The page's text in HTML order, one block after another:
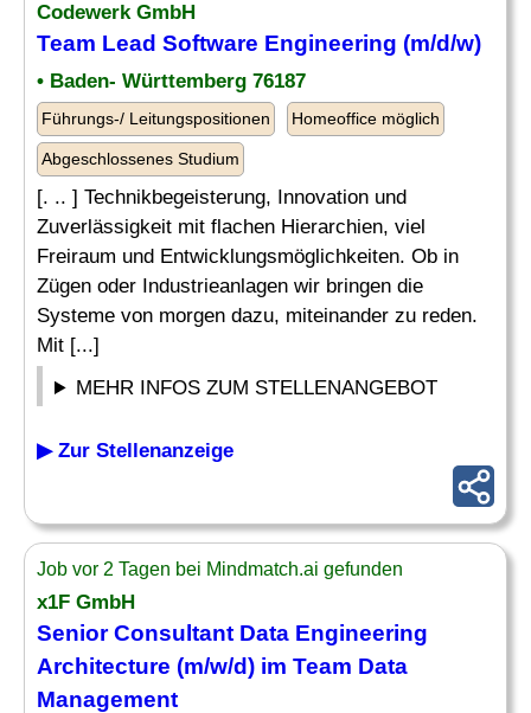
Codewerk GmbH
Team Lead Software Engineering (m/d/w)
• Baden- Württemberg 76187
Führungs-/ Leitungspositionen Homeoffice möglich
Abgeschlossenes Studium
[. .. ] Technikbegeisterung, Innovation und
Zuverlässigkeit mit flachen Hierarchien, viel
Freiraum und Entwicklungsmöglichkeiten. Ob in
Zügen oder Industrieanlagen wir bringen die
Systeme von morgen dazu, miteinander zu reden.
Mit [...]
MEHR INFOS ZUM STELLENANGEBOT
▶ Zur Stellenanzeige
Job vor 2 Tagen bei Mindmatch.ai gefunden
x1F GmbH
Senior Consultant Data Engineering
Architecture (m/w/d) im Team Data
Management